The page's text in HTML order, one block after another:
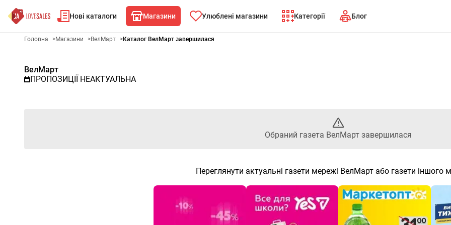
Нові каталоги Магазини Улюблені магазини Категорії Блог
Рекламна газета ВелМарт - Обраний газета ВелМарт
Головна >Магазини >ВелМарт >Каталог ВелМарт завершилася
ВелМарт
ПРОПОЗИЦІЇ НЕАКТУАЛЬНА
Обраний газета ВелМарт завершилася
Переглянути актуальні газети мережі ВелМарт або газети іншого